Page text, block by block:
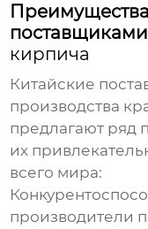
поставщиками
кирпича
Китайские
производства
предлагают ряд
их
всего мира:
производители